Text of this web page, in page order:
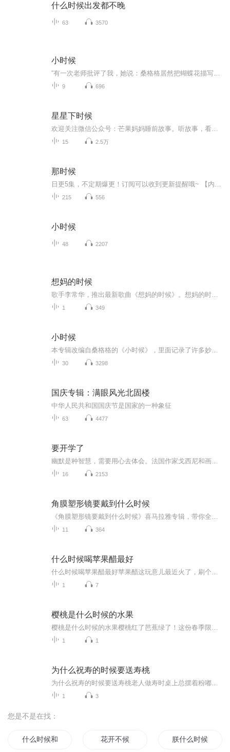
什么时候出发都不晚
63 3570
小时候
9 696
星星下时候
15 2.5万
那时候
215 556
小时候
48 2207
想妈的时候
1 349
小时候
30 3298
国庆专辑：满眼风光北固楼
中华人民共和国国庆节是国家的一种象征
63 4477
要开学了
16 2153
角膜塑形镜要戴到什么时候
11 364
什么时候喝苹果醋最好
1 7
樱桃是什么时候的水果
1 1
为什么祝寿的时候要送寿桃
1 3
您是不是在找：
什么时候和他分手 花开不候 朕什么时候正常过